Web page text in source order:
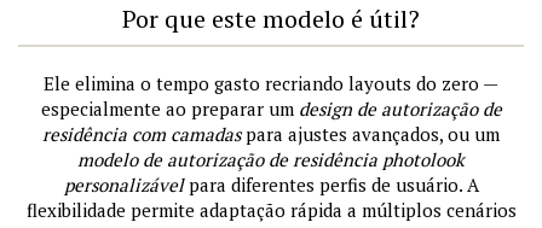
Por que este modelo é útil?
Ele elimina o tempo gasto recriando layouts do zero —
especialmente ao preparar um design de autorização de
residência com camadaspara ajustes avançados, ou um
modelo de autorização de residência photolook
personalizávelpara diferentes perfis de usuário. A
flexibilidade permite adaptação rápida a múltiplos cenários